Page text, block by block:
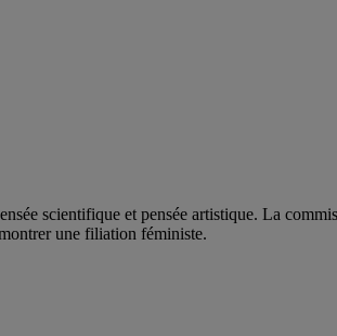
scientifique et pensée artistique. La
une filiation féministe.